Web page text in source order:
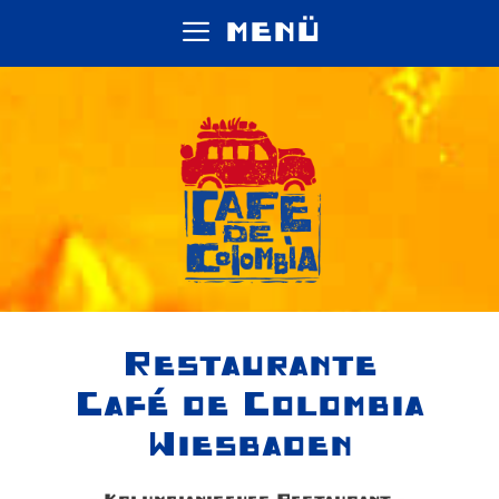
springen
MENÜ
Restaurante
Café de Colombia
Wiesbaden